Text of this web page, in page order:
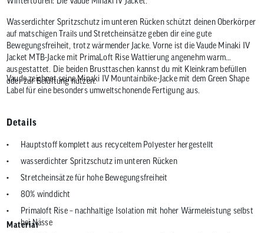
Wasserdichter Spritzschutz im unteren Rücken schützt deinen Oberkörper
auf matschigen Trails und Stretcheinsätze geben dir eine gute
Bewegungsfreiheit, trotz wärmender Jacke. Vorne ist die Vaude Minaki IV
Jacket MTB-Jacke mit PrimaLoft Rise Wattierung angenehm warm
ausgestattet. Die beiden Brusttaschen kannst du mit Kleinkram befüllen
oder zur Belüftung nutzen.
Vaude zeichnet seine Minaki IV Mountainbike-Jacke mit dem Green Shape
Label für eine besonders umweltschonende Fertigung aus.
Details
Hauptstoff komplett aus recyceltem Polyester hergestellt
wasserdichter Spritzschutz im unteren Rücken
Stretcheinsätze für hohe Bewegungsfreiheit
80% winddicht
Primaloft Rise – nachhaltige Isolation mit hoher Wärmeleistung selbst
bei Nässe
Material